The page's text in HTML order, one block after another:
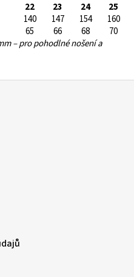
22 23 24
25
140 147 154
160
65 66 68
70
– pro pohodlné nošení a